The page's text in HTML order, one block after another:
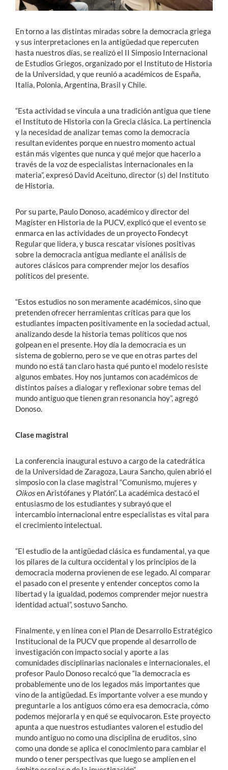
En torno a las distintas miradas sobre la democracia griega
y sus interpretaciones en la antigüedad que repercuten
hasta nuestros días, se realizó el II Simposio Internacional
de Estudios Griegos, organizado por el Instituto de Historia
de la Universidad, y que reunió a académicos de España,
Italia, Polonia, Argentina, Brasil y Chile.
“Esta actividad se vincula a una tradición antigua que tiene
el Instituto de Historia con la Grecia clásica. La pertinencia
y la necesidad de analizar temas como la democracia
resultan evidentes porque en nuestro momento actual
están más vigentes que nunca y qué mejor que hacerlo a
través de la voz de especialistas internacionales en la
materia”, expresó David Aceituno, director (s) del Instituto
de Historia.
Por su parte, Paulo Donoso, académico y director del
Magíster en Historia de la PUCV, explicó que el evento se
enmarca en las actividades de un proyecto Fondecyt
Regular que lidera, y busca rescatar visiones positivas
sobre la democracia antigua mediante el análisis de
autores clásicos para comprender mejor los desafíos
políticos del presente.
“Estos estudios no son meramente académicos, sino que
pretenden ofrecer herramientas críticas para que los
estudiantes impacten positivamente en la sociedad actual,
analizando desde la historia temas políticos que nos
golpean en el presente. Hoy día la democracia es un
sistema de gobierno, pero se ve que en otras partes del
mundo no está tan claro hasta qué punto el modelo resiste
algunos embates. Hoy nos juntamos con académicos de
distintos países a dialogar y reflexionar sobre temas del
mundo antiguo que tienen gran resonancia hoy”, agregó
Donoso.
Clase magistral
La conferencia inaugural estuvo a cargo de la catedrática
de la Universidad de Zaragoza, Laura Sancho, quien abrió el
simposio con la clase magistral “Comunismo, mujeres y
Oikosen Aristófanes y Platón”. La académica destacó el
entusiasmo de los estudiantes y subrayó que el
intercambio internacional entre especialistas es vital para
el crecimiento intelectual.
“El estudio de la antigüedad clásica es fundamental, ya que
los pilares de la cultura occidental y los principios de la
democracia moderna provienen de ese legado. Al comparar
el pasado con el presente y entender conceptos como la
libertad y la igualdad, podemos comprender mejor nuestra
identidad actual”, sostuvo Sancho.
Finalmente, y en línea con el Plan de Desarrollo Estratégico
Institucional de la PUCV que propende al desarrollo de
investigación con impacto social y aporte a las
comunidades disciplinarias nacionales e internacionales, el
profesor Paulo Donoso recalcó que “la democracia es
probablemente uno de los legados más importantes que
vino de la antigüedad. Es importante volver a ese mundo y
preguntarle a los antiguos cómo era esa democracia, cómo
podemos mejorarla y en qué se equivocaron. Este proyecto
apunta a que nuestros estudiantes valoren el estudio del
mundo antiguo no como una disciplina de eruditos, sino
como una donde se aplica el conocimiento para cambiar el
mundo o tener perspectivas que luego se amplíen en el